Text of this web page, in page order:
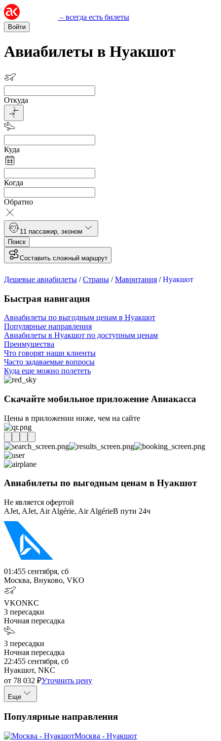
– всегда есть билеты
Войти
Авиабилеты в Нуакшот
Откуда
Куда
Когда
Обратно
1 1 пассажир эконом
Поиск
Составить сложный маршрут
Дешевые авиабилеты /Страны /Мавритания /Нуакшот
Быстрая навигация
Авиабилеты по выгодным ценам в Нуакшот
Популярные направления
Авиабилеты в Нуакшот по доступным ценам
Преимущества
Что говорят наши клиенты
Часто задаваемые вопросы
Куда еще можно полететь
Скачайте мобильное приложение Авиакасса
Цены в приложении ниже, чем на сайте
Авиабилеты по выгодным ценам в Нуакшот
Не является офертой
AJet, AJet, Air Algérie, Air AlgérieВ пути 24ч
01:455 сентября, сб
Москва, Внуково, VKO
VKONKC
3 пересадки
Ночная пересадка
3 пересадки
Ночная пересадка
22:455 сентября, сб
Нуакшот, NKC
от 78 032 ₽Уточнить цену
Еще
Популярные направления
Москва - Нуакшот